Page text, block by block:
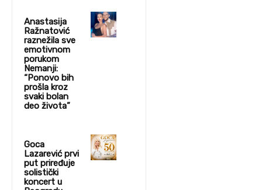
Anastasija
Ražnatović
raznežila sve
emotivnom
porukom
Nemanji:
“Ponovo bih
prošla kroz
svaki bolan
deo života”
Goca
Lazarević prvi
put priređuje
solistički
koncert u